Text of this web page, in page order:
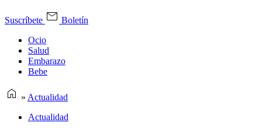
Suscríbete
Boletín
Ocio
Salud
Embarazo
Bebe
» Actualidad
Actualidad